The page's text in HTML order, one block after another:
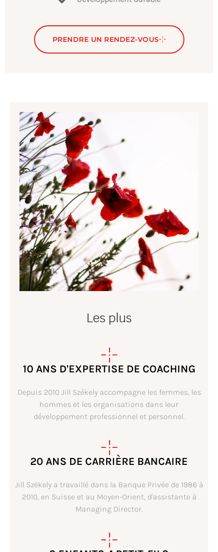
PRENDRE UN RENDEZ-VOUS
Les plus
10 ANS D'EXPERTISE DE COACHING
Depuis 2010 Jill Székely accompagne les femmes, les
hommes et les organisations dans leur
développement professionnel et personnel.
20 ANS DE CARRIÈRE BANCAIRE
Jill Székely a travaillé dans la Banque Privée de 1986 à
2010, en Suisse et au Moyen-Orient, d'assistante à
Managing Director.